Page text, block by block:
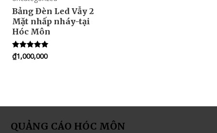
Bảng Đèn Led Vẫy 2
Mặt nhấp nháy-tại
Hóc Môn
Rated
5.00
₫1,000,000
QUẢNG CÁO HÓC MÔN